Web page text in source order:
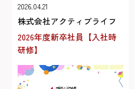
2026.04.21
株式会社アクティブライフ
2026年度新卒社員【入社時
研修】